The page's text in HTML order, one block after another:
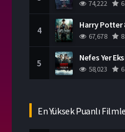
74,222
4
67,678
5 Nefes Yer
58,023
En Yüksek Puanlı